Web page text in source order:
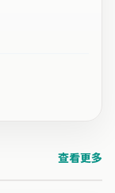
查看更多